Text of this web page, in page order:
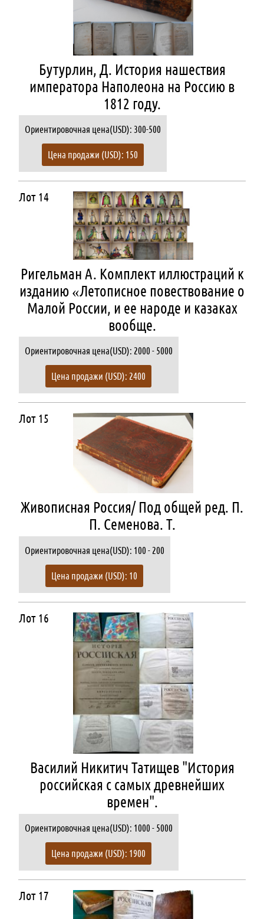
Бутурлин, Д. История нашествия
императора Наполеона на Россию в
1812 году.
Ориентировочная цена(USD): 300-500
Цена продажи (USD): 150
Лот 14
Ригельман А. Комплект иллюстраций к
изданию «Летописное повествование о
Малой России, и ее народе и казаках
вообще.
Ориентировочная цена(USD): 2000 - 5000
Цена продажи (USD): 2400
Лот 15
Живописная Россия/ Под общей ред. П.
П. Семенова. Т.
Ориентировочная цена(USD): 100 - 200
Цена продажи (USD): 10
Лот 16
Василий Никитич Татищев "История
российская с самых древнейших
времен".
Ориентировочная цена(USD): 1000 - 5000
Цена продажи (USD): 1900
Лот 17